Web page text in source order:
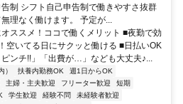
制 シフト自己申告制で働きやすさ抜群
理なく働けます。 予定が...
ススメ！ココで働くメリット ■夜勤で効
空いてる日にサクッと働ける ■日払いOK
ンチ!!」「出費が…」なども大丈夫♪...
） 扶養内勤務OK
週1日からOK
主婦・主夫歓迎 フリーター歓迎
短期
学生歓迎 経験不問
未経験者歓迎